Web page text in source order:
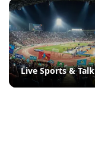
Live Sports & Talk